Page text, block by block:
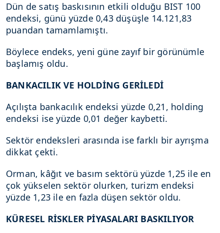
Dün de satış baskısının etkili olduğu BIST 100
endeksi, günü yüzde 0,43 düşüşle 14.121,83
puandan tamamlamıştı.
Böylece endeks, yeni güne zayıf bir görünümle
başlamış oldu.
BANKACILIK VE HOLDİNG GERİLEDİ
Açılışta bankacılık endeksi yüzde 0,21, holding
endeksi ise yüzde 0,01 değer kaybetti.
Sektör endeksleri arasında ise farklı bir ayrışma
dikkat çekti.
Orman, kâğıt ve basım sektörü yüzde 1,25 ile en
çok yükselen sektör olurken, turizm endeksi
yüzde 1,23 ile en fazla düşen sektör oldu.
KÜRESEL RİSKLER PİYASALARI BASKILIYOR